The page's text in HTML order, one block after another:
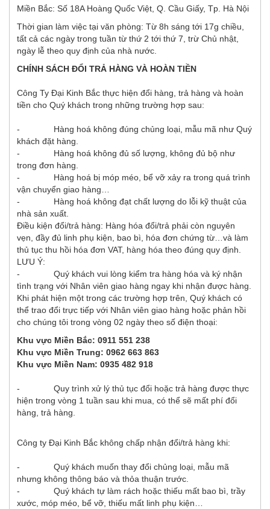
Miền Bắc: Số 18A Hoàng Quốc Việt, Q. Cầu Giấy, Tp. Hà Nội
Thời gian làm việc tại văn phòng: Từ 8h sáng tới 17g chiều,
tất cả các ngày trong tuần từ thứ 2 tới thứ 7, trừ Chủ nhật,
ngày lễ theo quy định của nhà nước.
CHÍNH SÁCH ĐỔI TRẢ HÀNG VÀ HOÀN TIỀN
Công Ty Đại Kinh Bắc thực hiện đổi hàng, trả hàng và hoàn
tiền cho Quý khách trong những trường hợp sau:
- Hàng hoá không đúng chủng loại, mẫu mã như Quý
khách đặt hàng.
- Hàng hoá không đủ số lượng, không đủ bộ như
trong đơn hàng.
- Hàng hoá bị móp méo, bể vỡ xảy ra trong quá trình
vận chuyển giao hàng…
- Hàng hoá không đạt chất lượng do lỗi kỹ thuật của
nhà sản xuất.
Điều kiện đổi/trả hàng: Hàng hóa đổi/trả phải còn nguyên
vẹn, đầy đủ linh phụ kiện, bao bì, hóa đơn chứng từ…và làm
thủ tục thu hồi hóa đơn VAT, hàng hóa theo đúng quy định.
LƯU Ý:
- Quý khách vui lòng kiểm tra hàng hóa và ký nhận
tình trạng với Nhân viên giao hàng ngay khi nhận được hàng.
Khi phát hiện một trong các trường hợp trên, Quý khách có
thể trao đổi trực tiếp với Nhân viên giao hàng hoặc phản hồi
cho chúng tôi trong vòng 02 ngày theo số điện thoại:
Khu vực Miền Bắc: 0911 551 238
Khu vực Miền Trung: 0962 663 863
Khu vực Miền Nam: 0935 482 918
- Quy trình xử lý thủ tục đổi hoặc trả hàng được thực
hiện trong vòng 1 tuần sau khi mua, có thể sẽ mất phí đổi
hàng, trả hàng.
Công ty Đại Kinh Bắc không chấp nhận đổi/trả hàng khi:
- Quý khách muốn thay đổi chủng loại, mẫu mã
nhưng không thông báo và thỏa thuận trước.
- Quý khách tự làm rách hoặc thiếu mất bao bì, trầy
xước, móp méo, bể vỡ, thiếu mất linh phụ kiện…